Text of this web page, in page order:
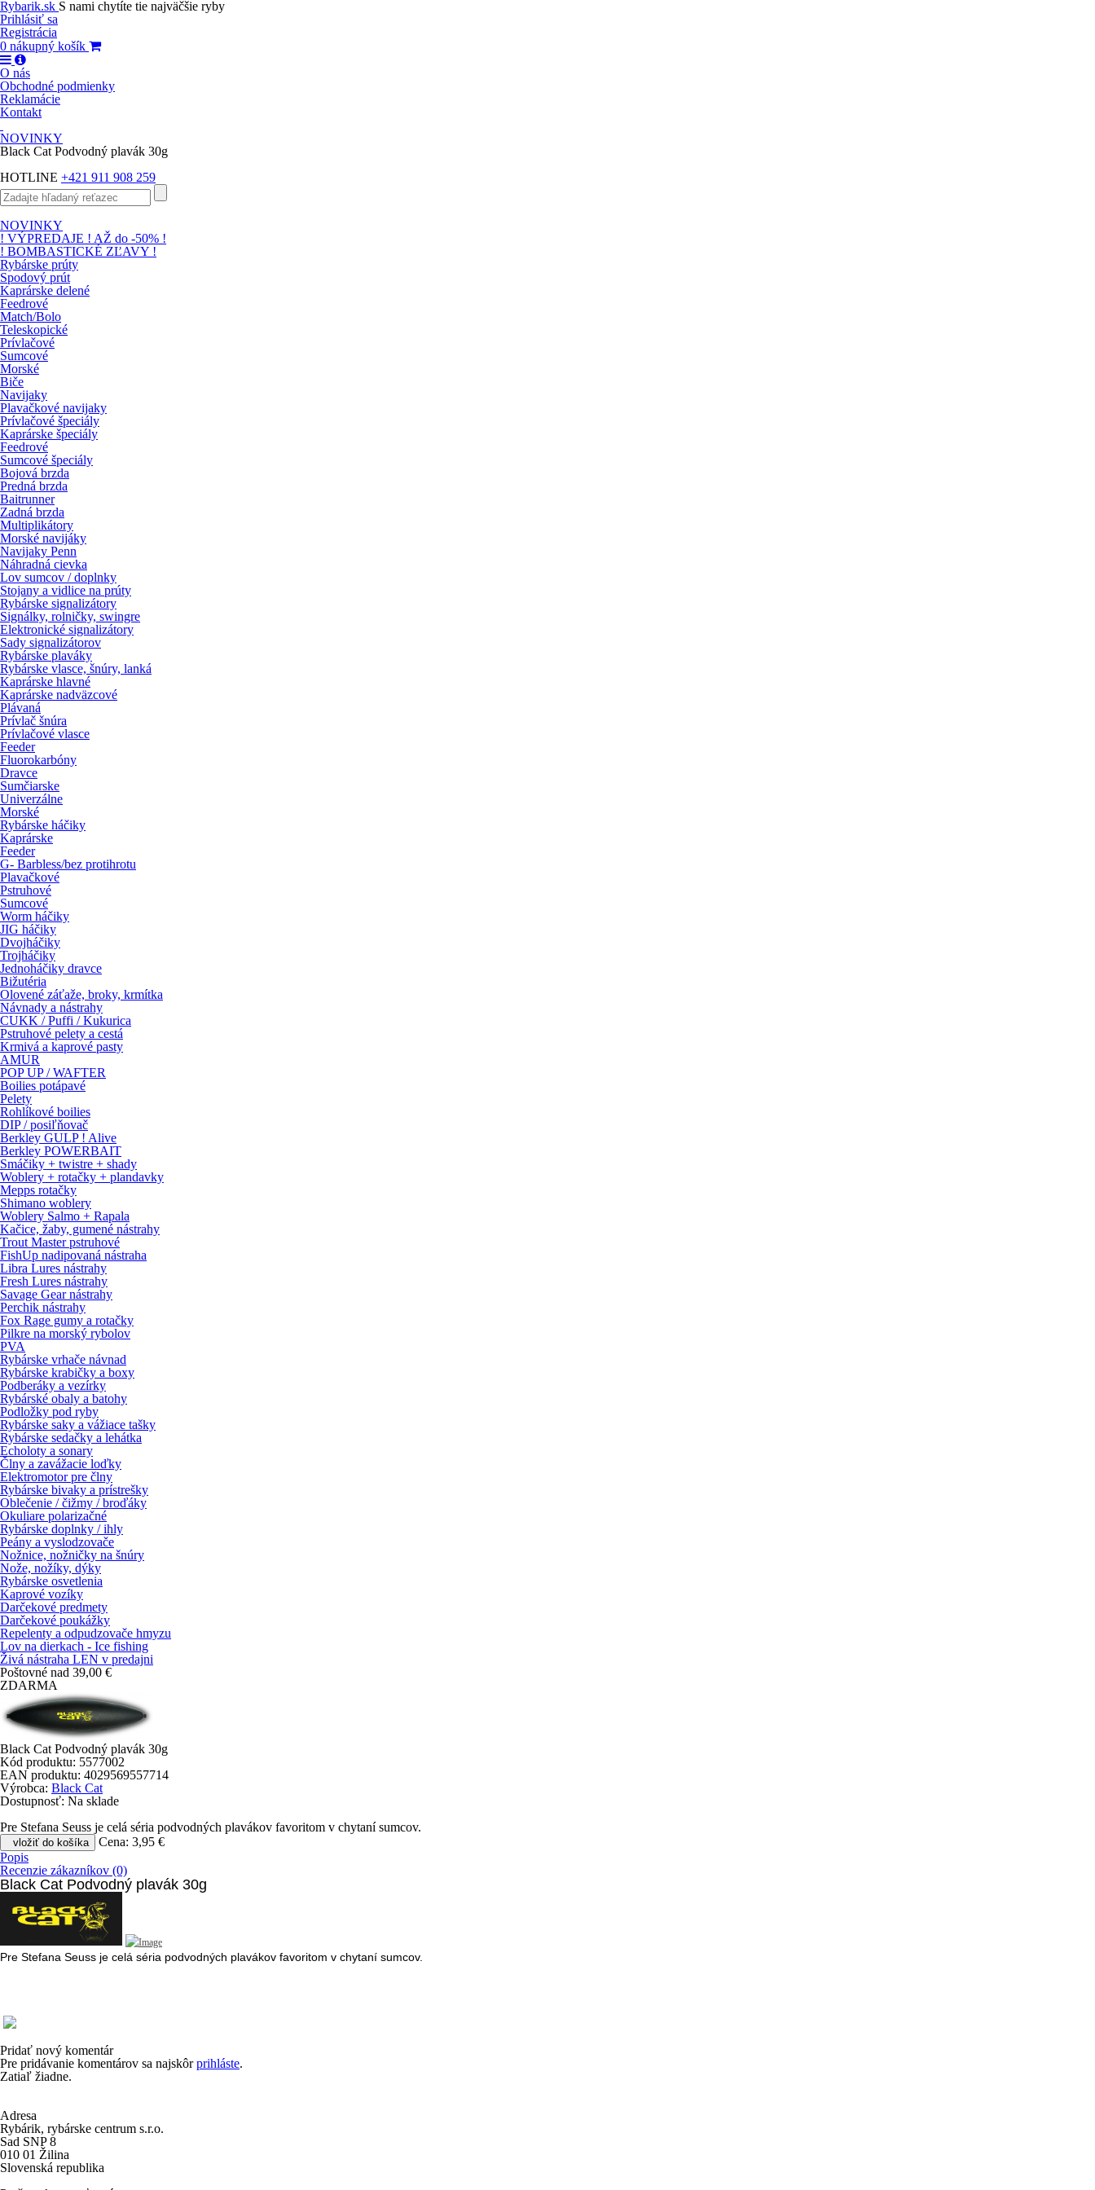
Rybarik.sk S nami chytíte tie najväčšie ryby
Prihlásiť sa
Registrácia
0 nákupný košík
O nás
Obchodné podmienky
Reklamácie
Kontakt
NOVINKY
Black Cat Podvodný plavák 30g
HOTLINE +421 911 908 259
NOVINKY
! VÝPREDAJE ! AŽ do -50% !
! BOMBASTICKÉ ZĽAVY !
Rybárske prúty
Spodový prút
Kaprárske delené
Feedrové
Match/Bolo
Teleskopické
Prívlačové
Sumcové
Morské
Biče
Navijaky
Plavačkové navijaky
Prívlačové špeciály
Kaprárske špeciály
Feedrové
Sumcové špeciály
Bojová brzda
Predná brzda
Baitrunner
Zadná brzda
Multiplikátory
Morské navijáky
Navijaky Penn
Náhradná cievka
Lov sumcov / doplnky
Stojany a vidlice na prúty
Rybárske signalizátory
Signálky, rolničky, swingre
Elektronické signalizátory
Sady signalizátorov
Rybárske plaváky
Rybárske vlasce, šnúry, lanká
Kaprárske hlavné
Kaprárske nadväzcové
Plávaná
Prívlač šnúra
Prívlačové vlasce
Feeder
Fluorokarbóny
Dravce
Sumčiarske
Univerzálne
Morské
Rybárske háčiky
Kaprárske
Feeder
G- Barbless/bez protihrotu
Plavačkové
Pstruhové
Sumcové
Worm háčiky
JIG háčiky
Dvojháčiky
Trojháčiky
Jednoháčiky dravce
Bižutéria
Olovené záťaže, broky, krmítka
Návnady a nástrahy
CUKK / Puffi / Kukurica
Pstruhové pelety a cestá
Krmivá a kaprové pasty
AMUR
POP UP / WAFTER
Boilies potápavé
Pelety
Rohlíkové boilies
DIP / posiľňovač
Berkley GULP ! Alive
Berkley POWERBAIT
Smáčiky + twistre + shady
Woblery + rotačky + plandavky
Mepps rotačky
Shimano woblery
Woblery Salmo + Rapala
Kačice, žaby, gumené nástrahy
Trout Master pstruhové
FishUp nadipovaná nástraha
Libra Lures nástrahy
Fresh Lures nástrahy
Savage Gear nástrahy
Perchik nástrahy
Fox Rage gumy a rotačky
Pilkre na morský rybolov
PVA
Rybárske vrhače návnad
Rybárske krabičky a boxy
Podberáky a vezírky
Rybárské obaly a batohy
Podložky pod ryby
Rybárske saky a vážiace tašky
Rybárske sedačky a lehátka
Echoloty a sonary
Člny a zavážacie loďky
Elektromotor pre člny
Rybárske bivaky a prístrešky
Oblečenie / čižmy / broďáky
Okuliare polarizačné
Rybárske doplnky / ihly
Peány a vyslodzovače
Nožnice, nožničky na šnúry
Nože, nožíky, dýky
Rybárske osvetlenia
Kaprové vozíky
Darčekové predmety
Darčekové poukážky
Repelenty a odpudzovače hmyzu
Lov na dierkach - Ice fishing
Živá nástraha LEN v predajni
Poštovné nad 39,00 €
ZDARMA
Black Cat Podvodný plavák 30g
Kód produktu: 5577002
EAN produktu: 4029569557714
Výrobca: Black Cat
Dostupnosť: Na sklade
Pre Stefana Seuss je celá séria podvodných plavákov favoritom v chytaní sumcov.
vložiť do košíka Cena: 3,95 €
Popis
Recenzie zákazníkov (0)
Black Cat Podvodný plavák 30g
Pre Stefana Seuss je celá séria podvodných plavákov favoritom v chytaní sumcov.
Pridať nový komentár
Pre pridávanie komentárov sa najskôrprihláste.
Zatiaľ žiadne.
Adresa
Rybárik, rybárske centrum s.r.o.
Sad SNP 8
010 01 Žilina
Slovenská republika